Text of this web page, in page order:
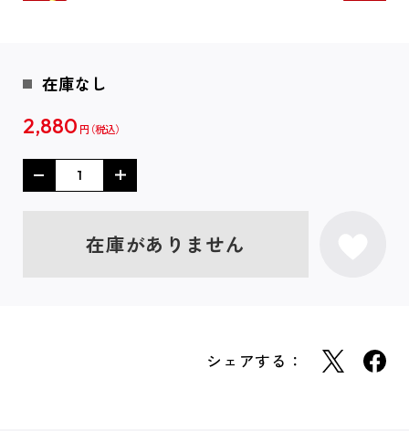
在庫なし
2,880 円
在庫がありません
シェアする：